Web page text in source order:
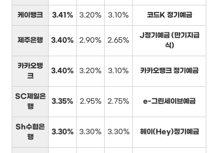
케이뱅크 3.41% 3.20% 3.10% 코드K 정기예금
제주은행 3.40% 2.90% 2.65%
J정기예금 (만기지급
식)
카카오뱅
크
3.40% 3.20% 3.10% 카카오뱅크 정기예금
SC제일은
행
3.35% 2.95% 2.75% e-그린세이브예금
Sh수협은
행
3.30% 3.30% 3.30% 헤이(Hey)정기예금